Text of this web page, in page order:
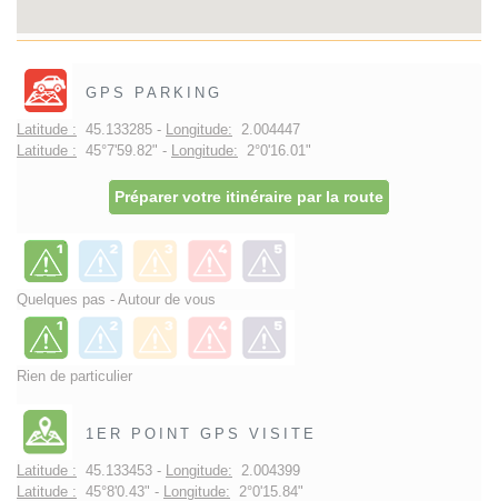
GPS PARKING
Latitude : 45.133285 - Longitude: 2.004447
Latitude : 45°7'59.82" - Longitude: 2°0'16.01"
Préparer votre itinéraire par la route
Quelques pas - Autour de vous
Rien de particulier
1ER POINT GPS VISITE
Latitude : 45.133453 - Longitude: 2.004399
Latitude : 45°8'0.43" - Longitude: 2°0'15.84"